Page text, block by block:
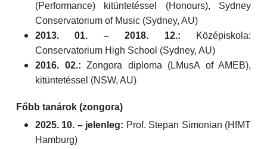
(Performance) kitüntetéssel (Honours), Sydney
Conservatorium of Music (Sydney, AU)
2013. 01. – 2018. 12.: Középiskola:
Conservatorium High School (Sydney, AU)
2016. 02.: Zongora diploma (LMusA of AMEB),
kitüntetéssel (NSW, AU)
Főbb tanárok (zongora)
2025. 10. – jelenleg: Prof. Stepan Simonian (HfMT
Hamburg)